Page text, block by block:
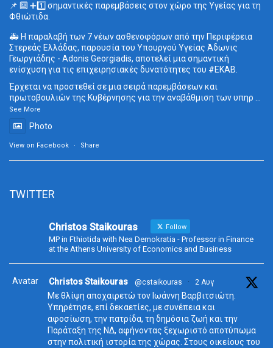
📌 🔟 ➕1️⃣ σημαντικές παρεμβάσεις στον χώρο της Υγείας για τη
Φθιώτιδα.
🚑 Η παραλαβή των 7 νέων ασθενοφόρων από την Περιφέρεια
Στερεάς Ελλάδας, παρουσία του Υπουργού Υγείας Άδωνις
Γεωργιάδης - Adonis Georgiadis, αποτελεί μια σημαντική
ενίσχυση για τις επιχειρησιακές δυνατότητες του #ΕΚΑΒ.
Έρχεται να προστεθεί σε μια σειρά παρεμβάσεων και
πρωτοβουλιών της Κυβέρνησης για την αναβάθμιση των υπηρ ...
See More
Photo
View on Facebook · Share
TWITTER
Christos Staikouras Follow
MP in Fthiotida with Nea Demokratia - Professor in Finance
at the Athens University of Economics and Business
Avatar Christos Staikouras @cstaikouras · 2 Αυγ
Με θλίψη αποχαιρετώ τον Ιωάννη Βαρβιτσιώτη.
Υπηρέτησε, επί δεκαετίες, με συνέπεια και
αφοσίωση, την πατρίδα, τη δημόσια ζωή και την
Παράταξη της ΝΔ, αφήνοντας ξεχωριστό αποτύπωμα
στην πολιτική ιστορία της χώρας. Στους οικείους του